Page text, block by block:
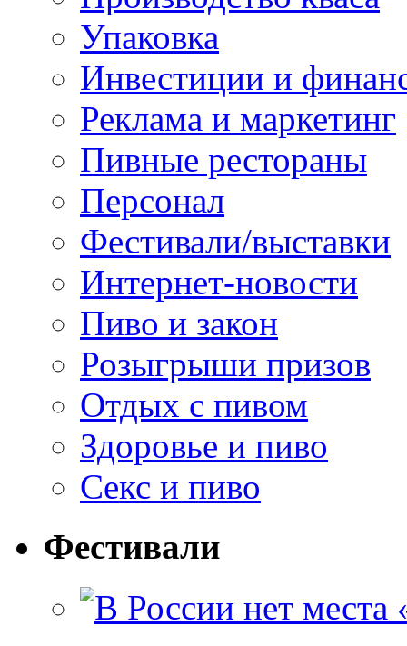
Упаковка
Инвестиции и
Реклама и маркетинг
Пивные рестораны
Персонал
Фестивали/выставки
Интернет-новости
Пиво и закон
Розыгрыши призов
Отдых с пивом
Здоровье и пиво
Секс и пиво
Фестивали